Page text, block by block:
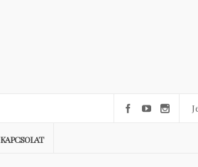
KAPCSOLAT